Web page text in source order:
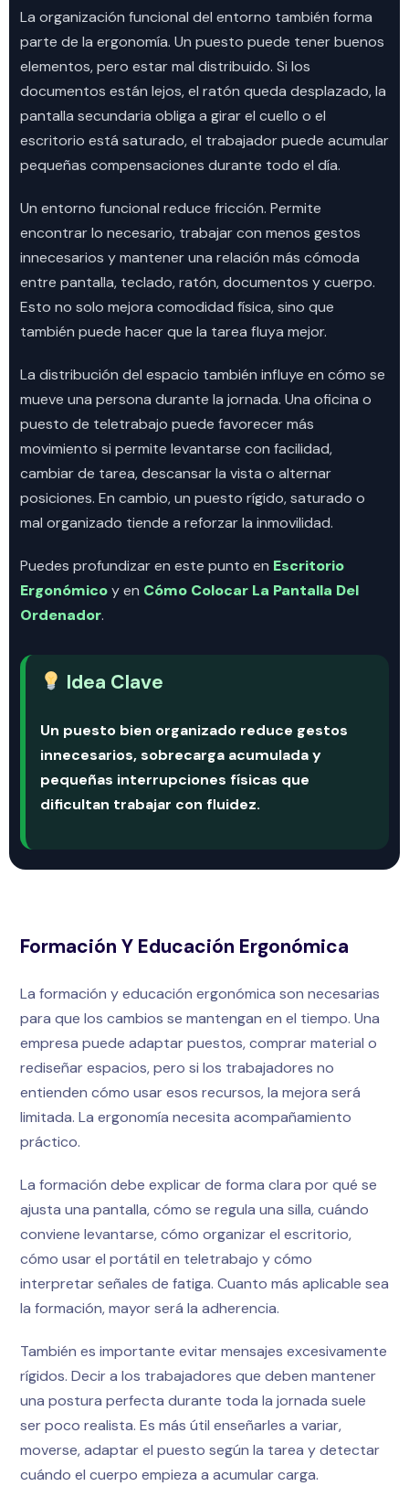
La organización funcional del entorno también forma
parte de la ergonomía. Un puesto puede tener buenos
elementos, pero estar mal distribuido. Si los
documentos están lejos, el ratón queda desplazado, la
pantalla secundaria obliga a girar el cuello o el
escritorio está saturado, el trabajador puede acumular
pequeñas compensaciones durante todo el día.
Un entorno funcional reduce fricción. Permite
encontrar lo necesario, trabajar con menos gestos
innecesarios y mantener una relación más cómoda
entre pantalla, teclado, ratón, documentos y cuerpo.
Esto no solo mejora comodidad física, sino que
también puede hacer que la tarea fluya mejor.
La distribución del espacio también influye en cómo se
mueve una persona durante la jornada. Una oficina o
puesto de teletrabajo puede favorecer más
movimiento si permite levantarse con facilidad,
cambiar de tarea, descansar la vista o alternar
posiciones. En cambio, un puesto rígido, saturado o
mal organizado tiende a reforzar la inmovilidad.
Puedes profundizar en este punto en Escritorio
Ergonómicoy en Cómo Colocar La Pantalla Del
Ordenador.
Idea Clave
Un puesto bien organizado reduce gestos
innecesarios, sobrecarga acumulada y
pequeñas interrupciones físicas que
dificultan trabajar con fluidez.
Formación Y Educación Ergonómica
La formación y educación ergonómica son necesarias
para que los cambios se mantengan en el tiempo. Una
empresa puede adaptar puestos, comprar material o
rediseñar espacios, pero si los trabajadores no
entienden cómo usar esos recursos, la mejora será
limitada. La ergonomía necesita acompañamiento
práctico.
La formación debe explicar de forma clara por qué se
ajusta una pantalla, cómo se regula una silla, cuándo
conviene levantarse, cómo organizar el escritorio,
cómo usar el portátil en teletrabajo y cómo
interpretar señales de fatiga. Cuanto más aplicable sea
la formación, mayor será la adherencia.
También es importante evitar mensajes excesivamente
rígidos. Decir a los trabajadores que deben mantener
una postura perfecta durante toda la jornada suele
ser poco realista. Es más útil enseñarles a variar,
moverse, adaptar el puesto según la tarea y detectar
cuándo el cuerpo empieza a acumular carga.